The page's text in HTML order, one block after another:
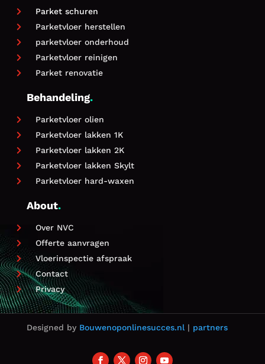
 Parket schuren
 Parketvloer herstellen
 parketvloer onderhoud
 Parketvloer reinigen
 Parket renovatie
Behandeling.
 Parketvloer olien
 Parketvloer lakken 1K
 Parketvloer lakken 2K
 Parketvloer lakken Skylt
 Parketvloer hard-waxen
About.
 Over NVC
 Offerte aanvragen
 Vloerinspectie afspraak
 Contact
 Privacy
Designed by Bouwenoponlinesucces.nl | partners